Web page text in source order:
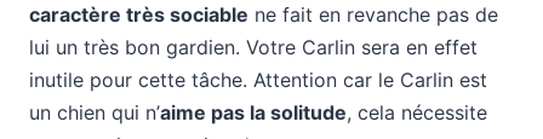
caractère très sociable ne fait en revanche pas de
lui un très bon gardien. Votre Carlin sera en effet
inutile pour cette tâche. Attention car le Carlin est
un chien qui n’aime pas la solitude, cela nécessite